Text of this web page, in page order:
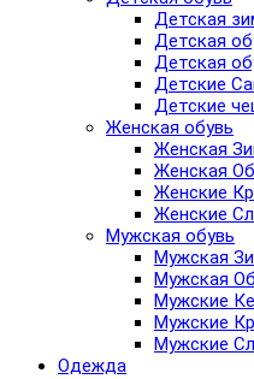
Детская
Детская
Детская
Детские
Детские
Женская обувь
Женская
Женская
Женские
Женские
Мужская обувь
Мужская
Мужская
Мужские
Мужские
Мужские
Одежда